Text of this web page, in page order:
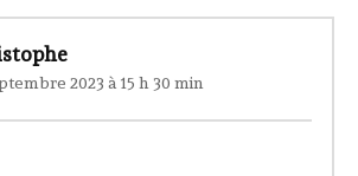
2023 à 15 h 30 min